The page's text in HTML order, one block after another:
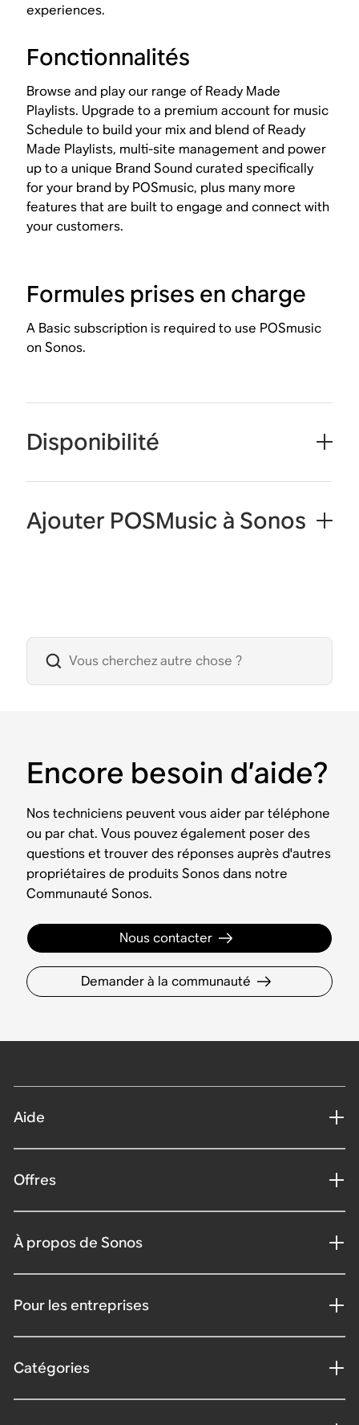
experiences.
Fonctionnalités
Browse and play our range of Ready Made
Playlists. Upgrade to a premium account for music
Schedule to build your mix and blend of Ready
Made Playlists, multi-site management and power
up to a unique Brand Sound curated specifically
for your brand by POSmusic, plus many more
features that are built to engage and connect with
your customers.
Formules prises en charge
A Basic subscription is required to use POSmusic
on Sonos.
Disponibilité
Ajouter POSMusic à Sonos
Encore besoin d’aide?
Nos techniciens peuvent vous aider par téléphone
ou par chat. Vous pouvez également poser des
questions et trouver des réponses auprès d'autres
propriétaires de produits Sonos dans notre
Communauté Sonos.
Nous contacter
Demander à la communauté
Aide
Offres
À propos de Sonos
Pour les entreprises
Catégories